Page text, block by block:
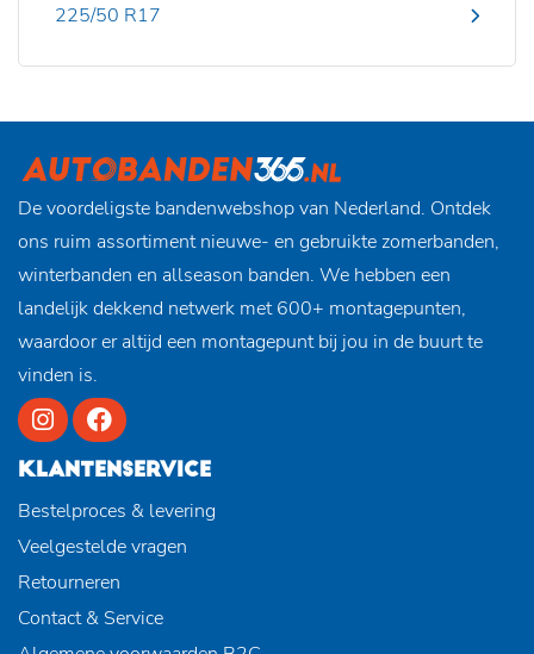
225/50 R17
De voordeligste bandenwebshop van Nederland. Ontdek
ons ruim assortiment nieuwe- en gebruikte zomerbanden,
winterbanden en allseason banden. We hebben een
landelijk dekkend netwerk met 600+ montagepunten,
waardoor er altijd een montagepunt bij jou in de buurt te
vinden is.
KLANTENSERVICE
Bestelproces & levering
Veelgestelde vragen
Retourneren
Contact & Service